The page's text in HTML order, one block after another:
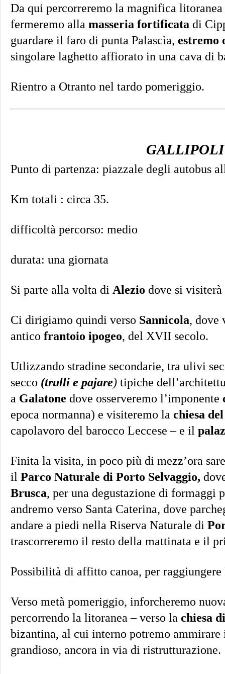
Da qui percorreremo la magnifica
fermeremo alla masseria fortificata di
guardare il faro di punta Palascìa, estremo
singolare laghetto affiorato in una cava di
Rientro a Otranto nel tardo pomeriggio.
GALLIPOLI
Punto di partenza: piazzale degli autobus
Km totali : circa 35.
difficoltà percorso: medio
durata: una giornata
Si parte alla volta di Alezio dove si
Ci dirigiamo quindi verso Sannicola, dove
antico frantoio ipogeo, del XVII secolo.
Utlizzando stradine secondarie, tra ulivi
secco (trulli e pajare) tipiche
a Galatone dove osserveremo l’imponente
epoca normanna) e visiteremo la chiesa
capolavoro del barocco Leccese – e il
Finita la visita, in poco più di mezz’ora
il Parco Naturale di Porto Selvaggio,
Brusca, per una degustazione di formaggi
andremo verso Santa Caterina, dove
andare a piedi nella Riserva Naturale di
trascorreremo il resto della mattinata e il
Possibilità di affitto canoa, per
Verso metà pomeriggio, inforcheremo
percorrendo la litoranea – verso la chiesa
bizantina, al cui interno potremo
grandioso, ancora in via di ristrutturazione.